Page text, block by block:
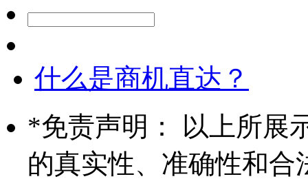
什么是商机直达？
*免责声明： 以上所展
的真实性、准确性和合